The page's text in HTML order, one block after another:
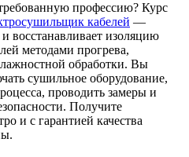
профессию? Курс
кабелей —
восстанавливает изоляцию
методами прогрева,
обработки. Вы
сушильное оборудование,
проводить замеры и
Получите
и с гарантией качества